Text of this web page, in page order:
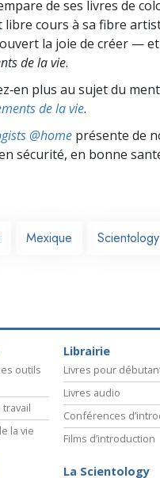
de ses livres de
cours à sa fibre
la joie de créer — et
de la vie.
plus au sujet du
de la vie.
@home présente de
sécurité, en bonne
Mexique
outils
la vie
Librairie
Livres pour
Livres audio
Conférences
Films d’introduction
La Scientology